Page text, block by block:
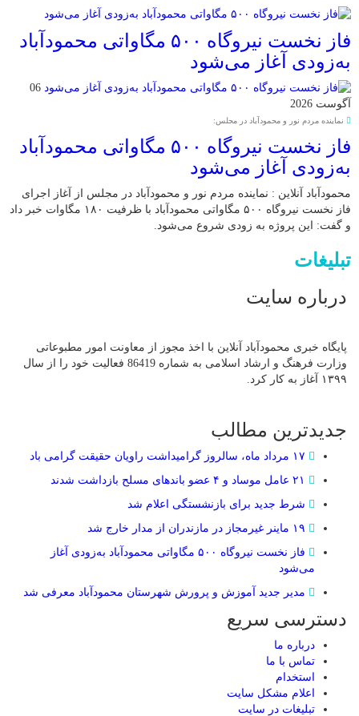
فاز نخست نیروگاه ۵۰۰ مگاواتی محمودآباد
به‌زودی آغاز می‌شود
06
آگوست 2026
نماینده مردم نور و محمودآباد در مجلس:
فاز نخست نیروگاه ۵۰۰ مگاواتی محمودآباد
به‌زودی آغاز می‌شود
محمودآباد آنلاین : نماینده مردم نور و محمودآباد در مجلس از آغاز اجرای
فاز نخست نیروگاه ۵۰۰ مگاواتی محمودآباد با ظرفیت ۱۸۰ مگاوات خبر داد
و گفت: این پروژه به زودی شروع می‌شود.
تبلیغات
درباره سایت
پایگاه خبری محمودآباد آنلاین با اخذ مجوز از معاونت امور مطبوعاتی
وزارت فرهنگ و ارشاد اسلامی به شماره 86419 فعالیت خود را از سال
۱۳۹۹ آغاز به کار کرد.
جدیدترین مطالب
شرط جدید برای بازنشستگی اعلام شد
فاز نخست نیروگاه ۵۰۰ مگاواتی محمودآباد به‌زودی آغاز
می‌شود
مدیر جدید آموزش و پرورش شهرستان محمودآباد معرفی شد
دسترسی سریع
درباره ما
تماس با ما
استخدام
اعلام مشکل سایت
تبلیغات در سایت